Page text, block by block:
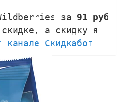
за 91 руб
а скидку я
канале Скидкабот